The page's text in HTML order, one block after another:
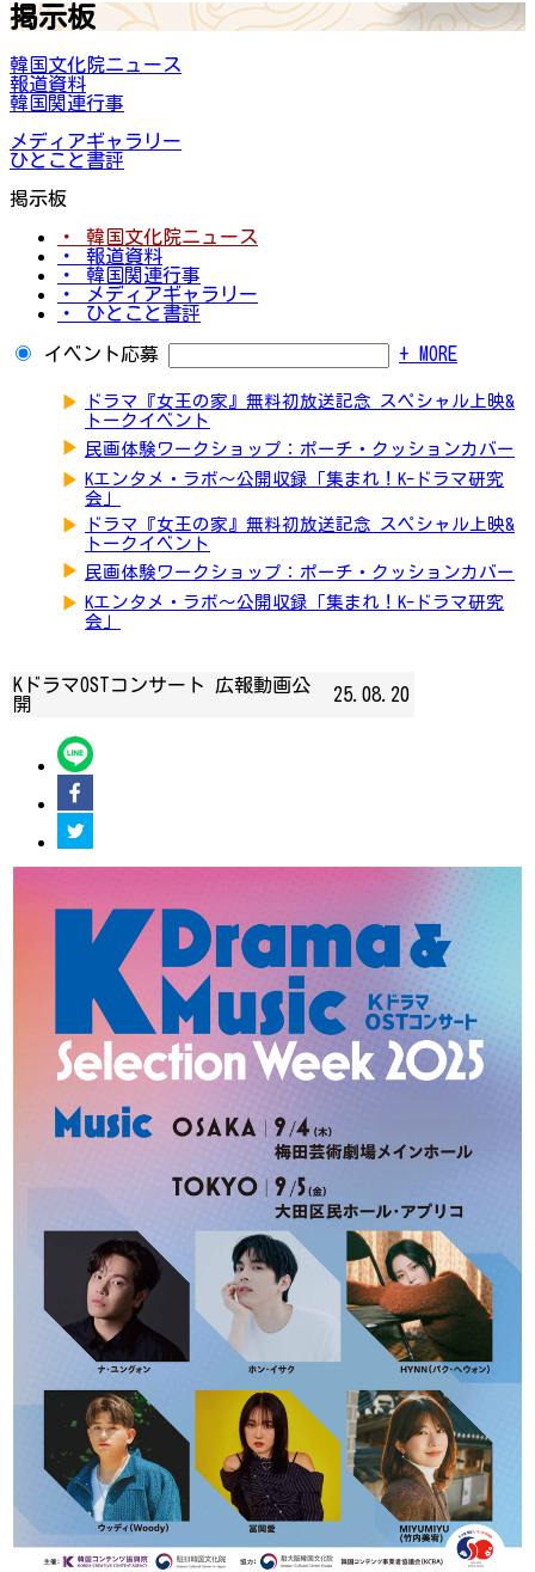
掲示板
韓国文化院ニュース
報道資料
韓国関連行事
メディアギャラリー
ひとこと書評
掲示板
・ 韓国文化院ニュース
・ 報道資料
・ 韓国関連行事
・ メディアギャラリー
・ ひとこと書評
イベント応募 + MORE
▶
ドラマ『女王の家』無料初放送記念 スペシャル上映&
トークイベント
▶ 民画体験ワークショップ：ポーチ・クッションカバー
▶ Kエンタメ・ラボ～公開収録「集まれ！K-ドラマ研究
会」
▶
ドラマ『女王の家』無料初放送記念 スペシャル上映&
トークイベント
▶ 民画体験ワークショップ：ポーチ・クッションカバー
▶ Kエンタメ・ラボ～公開収録「集まれ！K-ドラマ研究
会」
KドラマOSTコンサート 広報動画公
開
25.08.20